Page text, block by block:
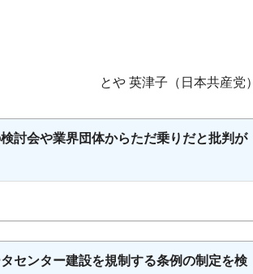
とや 英津子（日本共産党）
討会や業界団体からただ乗りだと批判が
センター建設を規制する条例の制定を検